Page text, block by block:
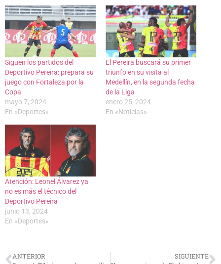
Siguen los partidos del
Deportivo Pereira: prepara su
juego con Fortaleza por la
Copa
mayo 7, 2024
En «Deportes»
El Pereira buscará su primer
triunfo en su visita al
Medellín, en la segunda fecha
de la Liga
enero 25, 2024
En «Noticias»
Atención: Leonel Álvarez ya
no es más el técnico del
Deportivo Pereira
junio 13, 2024
En «Deportes»
ANTERIOR SIGUIENTE